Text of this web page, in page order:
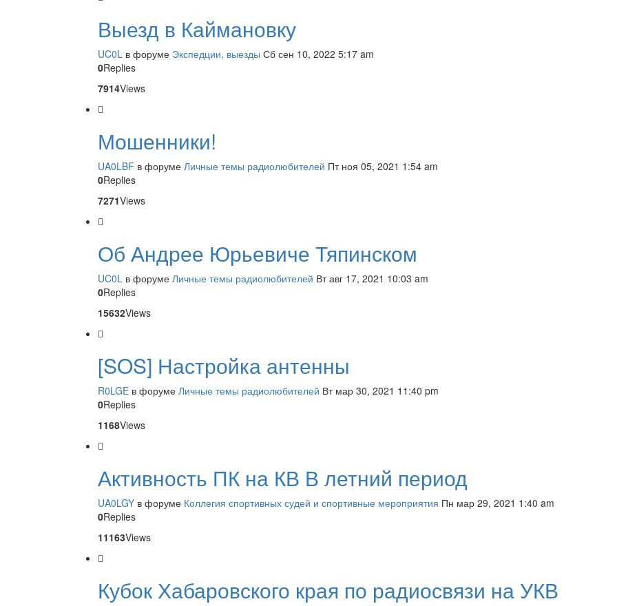
Выезд в Каймановку
UC0L в форуме Экспедции, выезды Сб сен 10, 2022 5:17 am
0Replies
7914Views
Мошенники!
UA0LBF в форуме Личные темы радиолюбителей Пт ноя 05, 2021 1:54 am
0Replies
7271Views
Об Андрее Юрьевиче Тяпинском
UC0L в форуме Личные темы радиолюбителей Вт авг 17, 2021 10:03 am
0Replies
15632Views
[SOS] Настройка антенны
R0LGE в форуме Личные темы радиолюбителей Вт мар 30, 2021 11:40 pm
0Replies
1168Views
Активность ПК на КВ В летний период
UA0LGY в форуме Коллегия спортивных судей и спортивные мероприятия Пн мар 29, 2021 1:40 am
0Replies
11163Views
Кубок Хабаровского края по радиосвязи на УКВ